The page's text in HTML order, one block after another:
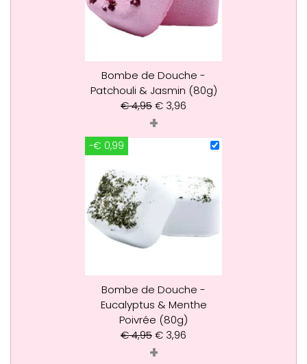
Bombe de Douche -
Patchouli & Jasmin (80g)
€4,95€ 3,96
+
-€ 0,99
Bombe de Douche -
Eucalyptus & Menthe
Poivrée (80g)
€4,95€ 3,96
+